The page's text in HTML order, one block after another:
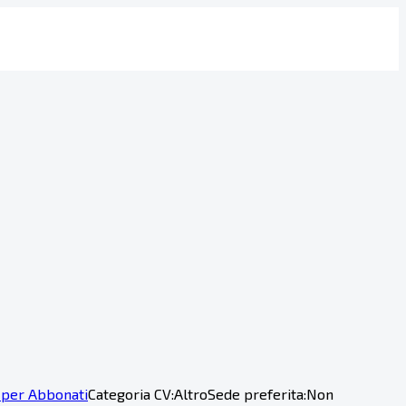
AbbonatiCategoria CV:AltroSede preferita:Non